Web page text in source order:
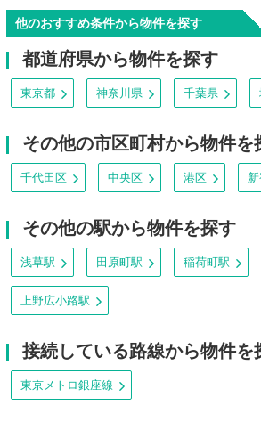
他のおすすめ条件から物件を探す
都道府県から物件を探す
東京都 神奈川県 千葉県
その他の市区町村から物件を
千代田区 中央区 港区
その他の駅から物件を探す
浅草駅 田原町駅 稲荷町駅
上野広小路駅
接続している路線から物件を
東京メトロ銀座線